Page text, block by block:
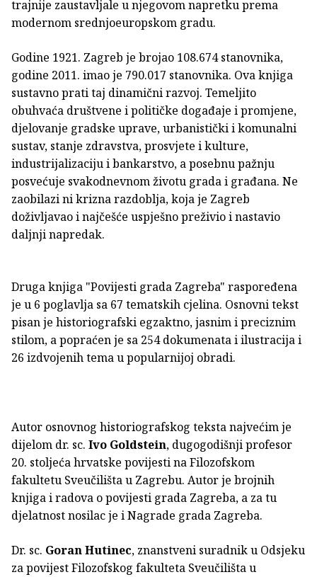
trajnije zaustavljale u njegovom napretku prema
modernom srednjoeuropskom gradu.
Godine 1921. Zagreb je brojao 108.674 stanovnika,
godine 2011. imao je 790.017 stanovnika. Ova knjiga
sustavno prati taj dinamični razvoj. Temeljito
obuhvaća društvene i političke događaje i promjene,
djelovanje gradske uprave, urbanistički i komunalni
sustav, stanje zdravstva, prosvjete i kulture,
industrijalizaciju i bankarstvo, a posebnu pažnju
posvećuje svakodnevnom životu grada i građana. Ne
zaobilazi ni krizna razdoblja, koja je Zagreb
doživljavao i najčešće uspješno preživio i nastavio
daljnji napredak.
Druga knjiga "Povijesti grada Zagreba" raspoređena
je u 6 poglavlja sa 67 tematskih cjelina. Osnovni tekst
pisan je historiografski egzaktno, jasnim i preciznim
stilom, a popraćen je sa 254 dokumenata i ilustracija i
26 izdvojenih tema u popularnijoj obradi.
Autor osnovnog historiografskog teksta najvećim je
dijelom dr. sc. Ivo Goldstein, dugogodišnji profesor
20. stoljeća hrvatske povijesti na Filozofskom
fakultetu Sveučilišta u Zagrebu. Autor je brojnih
knjiga i radova o povijesti grada Zagreba, a za tu
djelatnost nosilac je i Nagrade grada Zagreba.
Dr. sc. Goran Hutinec, znanstveni suradnik u Odsjeku
za povijest Filozofskog fakulteta Sveučilišta u